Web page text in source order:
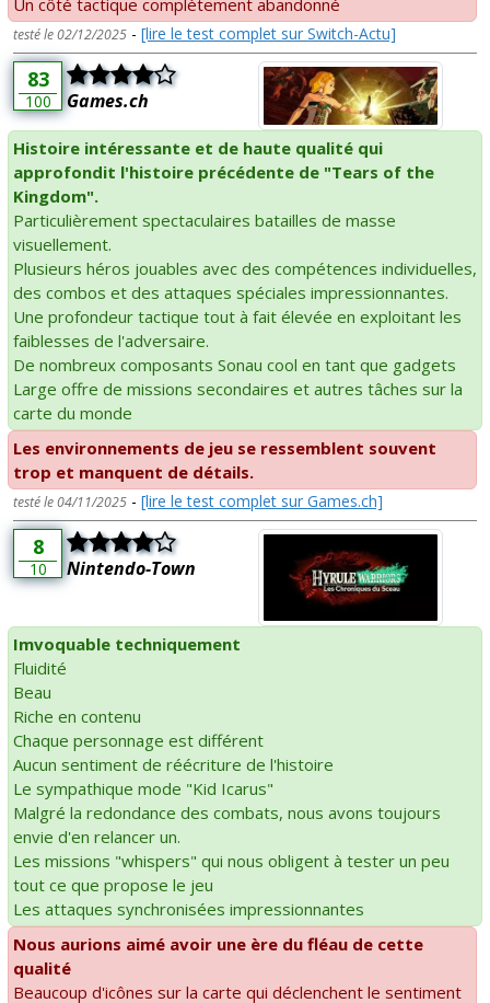
testé le 02/12/2025 - [lire le test complet sur Switch-Actu]
83
100 Games.ch
Histoire intéressante et de haute qualité qui
approfondit l'histoire précédente de "Tears of the
Kingdom".
Particulièrement spectaculaires batailles de masse
visuellement.
Plusieurs héros jouables avec des compétences individuelles,
des combos et des attaques spéciales impressionnantes.
Une profondeur tactique tout à fait élevée en exploitant les
faiblesses de l'adversaire.
De nombreux composants Sonau cool en tant que gadgets
Large offre de missions secondaires et autres tâches sur la
carte du monde
Les environnements de jeu se ressemblent souvent
trop et manquent de détails.
testé le 04/11/2025 - [lire le test complet sur Games.ch]
8
10 Nintendo-Town
Imvoquable techniquement
Fluidité
Beau
Riche en contenu
Chaque personnage est différent
Aucun sentiment de réécriture de l'histoire
Le sympathique mode "Kid Icarus"
Malgré la redondance des combats, nous avons toujours
envie d'en relancer un.
Les missions "whispers" qui nous obligent à tester un peu
tout ce que propose le jeu
Les attaques synchronisées impressionnantes
Nous aurions aimé avoir une ère du fléau de cette
qualité
Beaucoup d'icônes sur la carte qui déclenchent le sentiment